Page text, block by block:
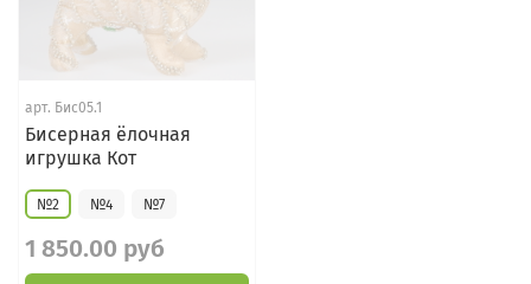
арт. Бис05.1
Бисерная ёлочная
игрушка Кот
№2 №4 №7
1 850.00 руб